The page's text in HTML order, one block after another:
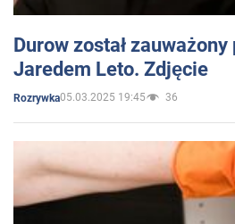
Durow został
Jaredem Leto. Zdjęcie
Rozrywka05.03.2025 19:45 36